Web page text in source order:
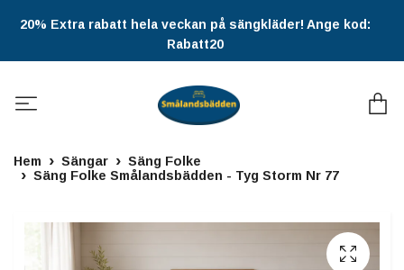
20% Extra rabatt hela veckan på sängkläder! Ange kod:
Rabatt20
Hem Sängar
Säng Folke
Säng Folke Smålandsbädden - Tyg Storm Nr 77